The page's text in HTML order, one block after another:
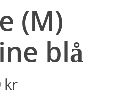
(M)
blå
kr